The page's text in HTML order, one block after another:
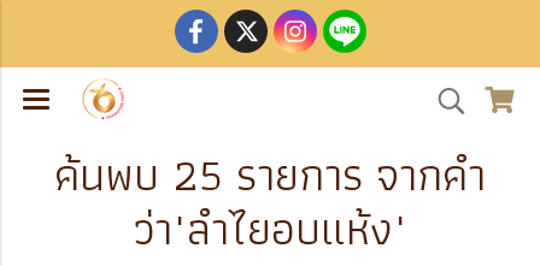
ค้นพบ 25 รายการ จากคำ
ว่า"ลำไยอบแห้ง"